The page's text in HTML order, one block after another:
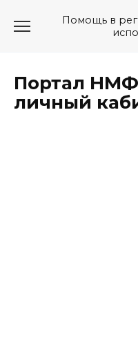
Помощь в
Портал
личный